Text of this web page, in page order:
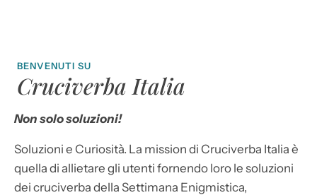
BENVENUTI SU
Cruciverba Italia
Non solo soluzioni!
Soluzioni e Curiosità. La mission di Cruciverba Italia è
quella di allietare gli utenti fornendo loro le soluzioni
dei cruciverba della Settimana Enigmistica,